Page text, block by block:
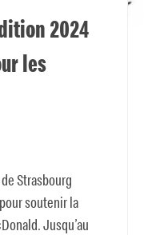
2024
les
Strasbourg
soutenir la
Jusqu’au